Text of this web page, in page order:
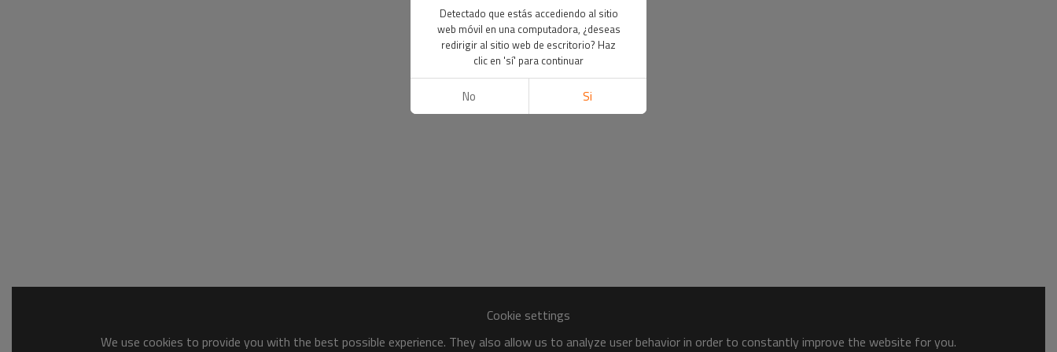
Cookie settings
We use cookies to provide you with the best possible experience. They also allow us to analyze user behavior in order to constantly improve the website for you.
Detectado que estás accediendo al sitio
web móvil en una computadora, ¿deseas
redirigir al sitio web de escritorio? Haz
clic en 'sí' para continuar
No Si